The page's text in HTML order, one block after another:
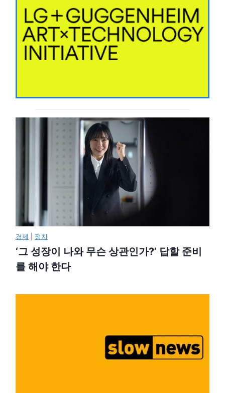
경제 정치
‘그 성장이 나와 무슨 상관인가?’ 답할 준비
를 해야 한다